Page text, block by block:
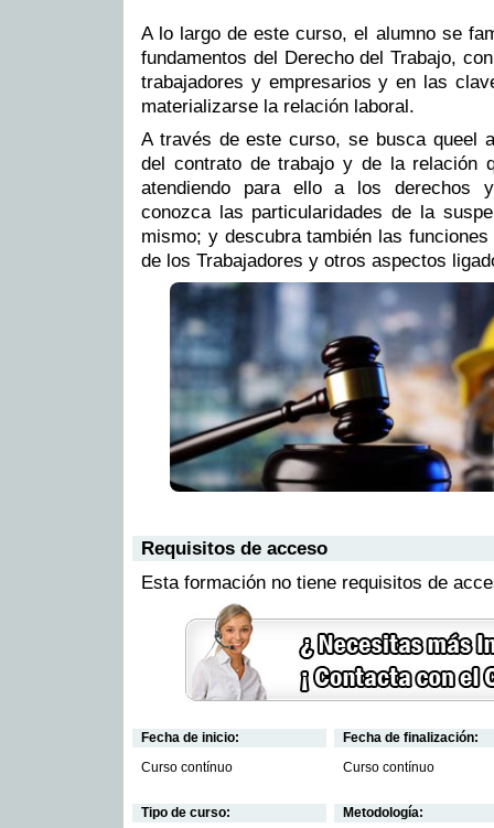
A lo largo de este curso, el alumno se
fundamentos del Derecho del Trabajo,
trabajadores y empresarios y en las
materializarse la relación laboral.
A través de este curso, se busca queel
del contrato de trabajo y de la relación
atendiendo para ello a los derechos
conozca las particularidades de la
mismo; y descubra también las
de los Trabajadores y otros aspectos
Requisitos de acceso
Esta formación no tiene requisitos de
Fecha de inicio:
Curso contínuo
Fecha de finalización:
Curso contínuo
Tipo de curso:
Metodología: